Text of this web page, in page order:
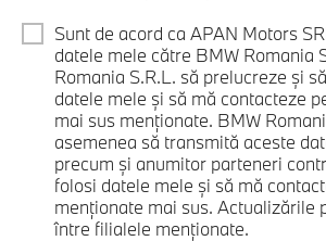
Sunt de acord ca APAN Motors
datele mele către BMW Romania
Romania S.R.L. să prelucreze și
datele mele și să mă contacteze
mai sus menționate. BMW
asemenea să transmită aceste
precum și anumitor parteneri
folosi datele mele și să mă
menționate mai sus. Actualizările
între filialele menționate.